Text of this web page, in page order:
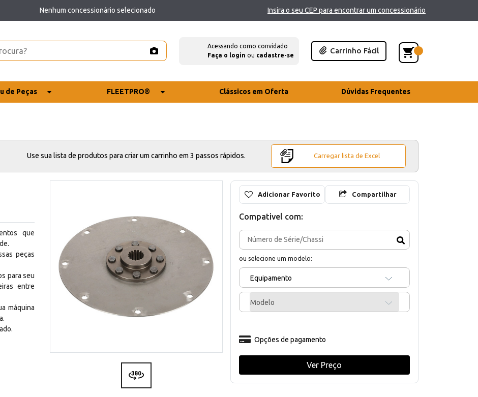
Nenhum concessionário selecionado Insira o seu CEP para encontrar um concessionário
Acessando como convidado
Faça o login ou cadastre-se
Carrinho Fácil
de Peças FLEETPRO® Clássicos em Oferta Dúvidas Frequentes
Use sua lista de produtos para criar um carrinho em 3 passos rápidos. Carregar lista de Excel
que
peças
para seu
entre
máquina
Adicionar Favorito Compartilhar
Compativel com:
ou selecione um modelo:
Equipamento
Modelo
Opções de pagamento
Ver Preço